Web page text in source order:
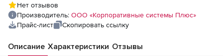
(лицензия), Локальная версия
Нет отзывов
Производитель: ООО «Корпоративные системы Плюс»
Прайс-лист
Скопировать ссылку
Описание Характеристики Отзывы